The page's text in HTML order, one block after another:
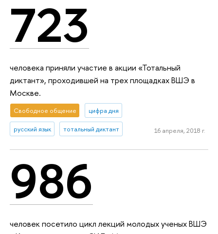
723
человека приняли участие в акции «Тотальный
диктант», проходившей на трех площадках ВШЭ в
Москве.
Свободное общение цифра дня
русский язык тотальный диктант 16 апреля, 2018 г.
986
человек посетило цикл лекций молодых ученых ВШЭ